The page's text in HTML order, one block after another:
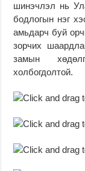
шинэчлэл нь
бодлогын нэг
амьдарч буй
зорчих
замын
холбогдолтой.